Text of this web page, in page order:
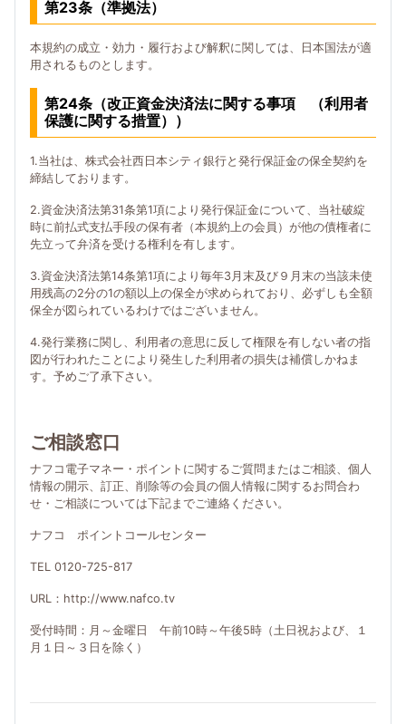
第23条（準拠法）
本規約の成立・効力・履行および解釈に関しては、日本国法が適
用されるものとします。
第24条（改正資金決済法に関する事項 （利用者
保護に関する措置））
1.当社は、株式会社西日本シティ銀行と発行保証金の保全契約を
締結しております。
2.資金決済法第31条第1項により発行保証金について、当社破綻
時に前払式支払手段の保有者（本規約上の会員）が他の債権者に
先立って弁済を受ける権利を有します。
3.資金決済法第14条第1項により毎年3月末及び９月末の当該未使
用残高の2分の1の額以上の保全が求められており、必ずしも全額
保全が図られているわけではございません。
4.発行業務に関し、利用者の意思に反して権限を有しない者の指
図が行われたことにより発生した利用者の損失は補償しかねま
す。予めご了承下さい。
ご相談窓口
ナフコ電子マネー・ポイントに関するご質問またはご相談、個人
情報の開示、訂正、削除等の会員の個人情報に関するお問合わ
せ・ご相談については下記までご連絡ください。
ナフコ ポイントコールセンター
TEL 0120-725-817
URL：http://www.nafco.tv
受付時間：月～金曜日 午前10時～午後5時（土日祝および、１
月１日～３日を除く）